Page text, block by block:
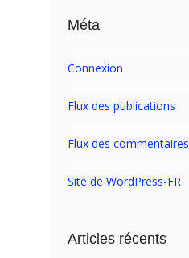
Méta
Connexion
Flux des publications
Flux des commentaires
Site de WordPress-FR
Articles récents